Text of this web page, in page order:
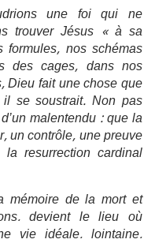
une foi qui ne
trouver Jésus « à sa
nos schémas
des cages, dans nos
Dieu fait une chose que
se soustrait. Non pas
malentendu : que la
un contrôle, une preuve
resurrection cardinal
mémoire de la mort et
devient le lieu où
vie idéale, lointaine,